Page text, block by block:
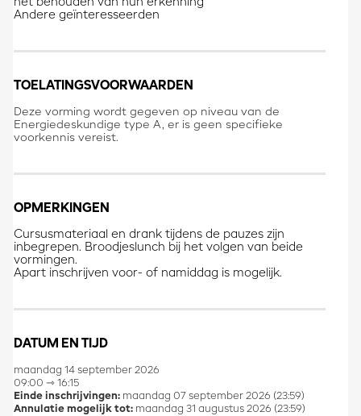
het behouden van hun erkenning
​Andere geïnteresseerden
TOELATINGSVOORWAARDEN
Deze vorming wordt gegeven op niveau van de
Energiedeskundige type A, er is geen specifieke
voorkennis vereist.
OPMERKINGEN
Cursusmateriaal en drank tijdens de pauzes zijn
inbegrepen. Broodjeslunch bij het volgen van beide
vormingen.
Apart inschrijven voor- of namiddag is mogelijk.
DATUM EN TIJD
maandag 14 september 2026
09:00 ⇾ 16:15
Einde inschrijvingen: maandag 07 september 2026 (23:59)
Annulatie mogelijk tot: maandag 31 augustus 2026 (23:59)